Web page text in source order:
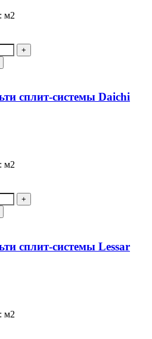
м2
сплит-системы Daichi
м2
сплит-системы Lessar
м2